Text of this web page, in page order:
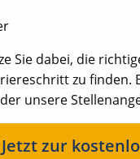
Sie dabei, die
zu finden.
unsere
zur